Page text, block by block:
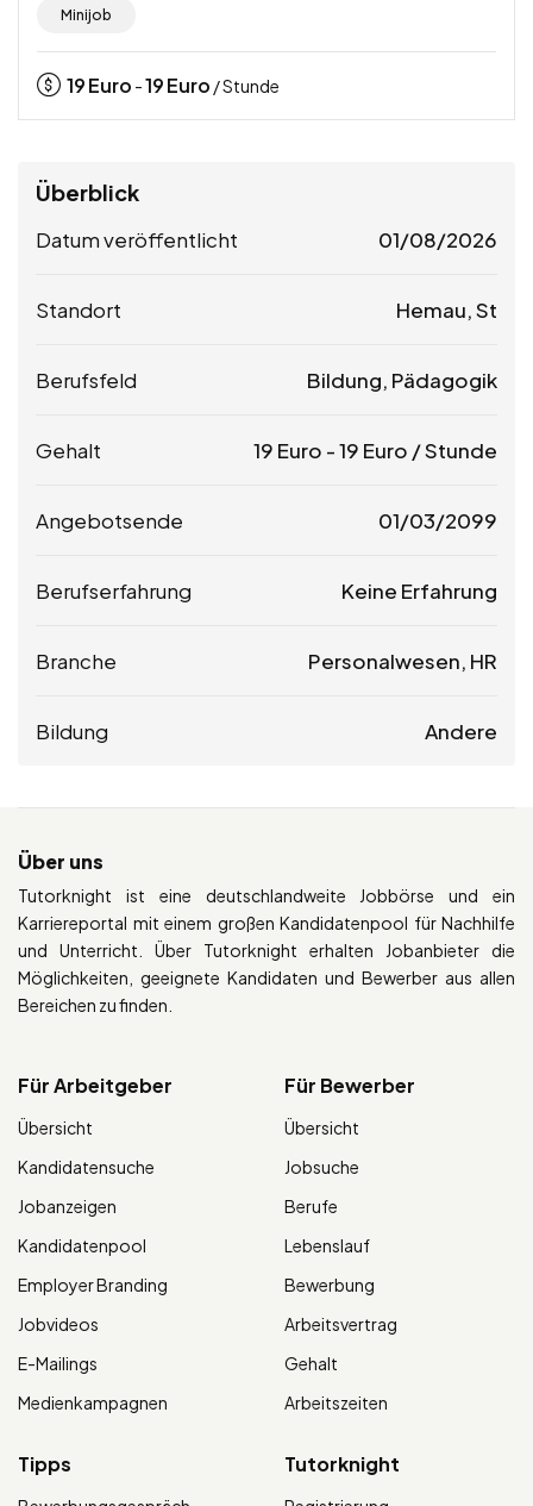
Minijob
19Euro -19Euro / Stunde
Überblick
Datum veröffentlicht 01/08/2026
Standort Hemau, St
Berufsfeld Bildung, Pädagogik
Gehalt 19 Euro -19 Euro / Stunde
Angebotsende 01/03/2099
Berufserfahrung Keine Erfahrung
Branche Personalwesen, HR
Bildung Andere
Über uns
Tutorknight ist eine deutschlandweite Jobbörse und ein
Karriereportal mit einem großen Kandidatenpool für Nachhilfe
und Unterricht. Über Tutorknight erhalten Jobanbieter die
Möglichkeiten, geeignete Kandidaten und Bewerber aus allen
Bereichen zu finden.
Für Arbeitgeber
Übersicht
Kandidatensuche
Jobanzeigen
Kandidatenpool
Employer Branding
Jobvideos
E-Mailings
Medienkampagnen
Für Bewerber
Übersicht
Jobsuche
Berufe
Lebenslauf
Bewerbung
Arbeitsvertrag
Gehalt
Arbeitszeiten
Tipps Tutorknight